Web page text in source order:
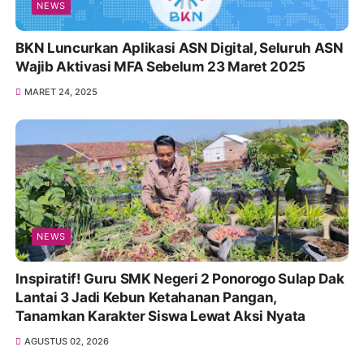
NEWS
BKN Luncurkan Aplikasi ASN Digital, Seluruh ASN
Wajib Aktivasi MFA Sebelum 23 Maret 2025
MARET 24, 2025
NEWS
Inspiratif! Guru SMK Negeri 2 Ponorogo Sulap Dak
Lantai 3 Jadi Kebun Ketahanan Pangan,
Tanamkan Karakter Siswa Lewat Aksi Nyata
AGUSTUS 02, 2026